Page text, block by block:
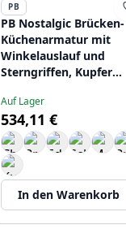
PB
PB Nostalgic Brücken-
Küchenarmatur mit
Winkelauslauf und
Sterngriffen, Kupfer
Auf Lager
534,11 €
In den Warenkorb